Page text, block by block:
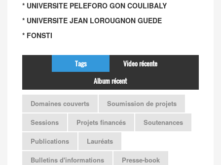
* UNIVERSITE PELEFORO GON COULIBALY
* UNIVERSITE JEAN LOROUGNON GUEDE
* FONSTI
Tags
Video récente
Album récent
Domaines couverts
Soumission de projets
Sessions
Projets financés
Soutenances
Publications
Lauréats
Bulletins d'informations
Presse-book